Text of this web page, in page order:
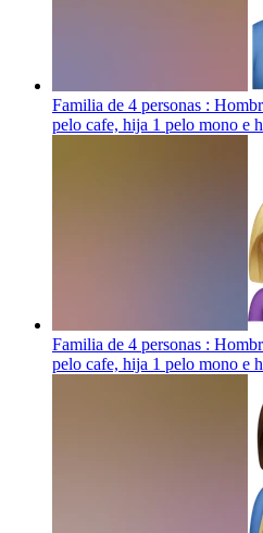
Familia de 4 personas :
pelo cafe, hija 1 pelo mono e
Familia de 4 personas :
pelo cafe, hija 1 pelo mono e